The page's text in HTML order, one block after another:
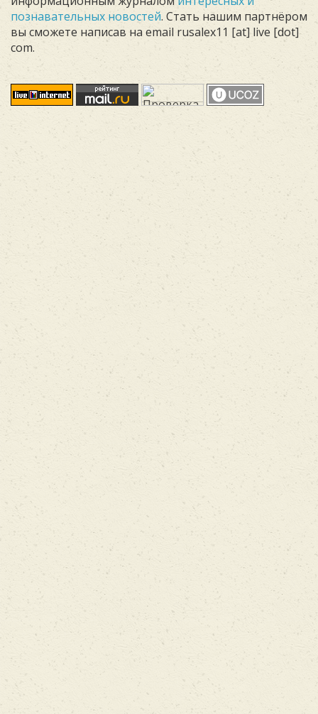
познавательных новостей. Стать нашим партнёром
вы сможете написав на email rusalex11 [at] live [dot]
com.